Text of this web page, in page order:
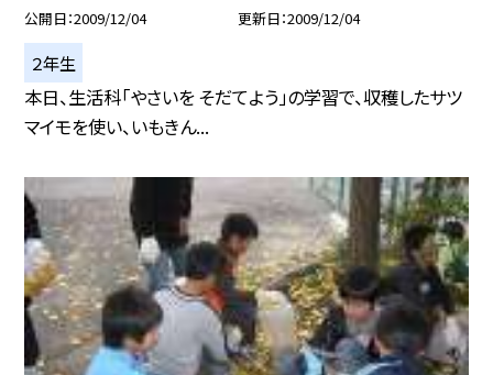
公開日 2009/12/04 更新日 2009/12/04
２年生
本日、生活科「やさいを そだてよう」の学習で、収穫したサツ
マイモを使い、いもきん...